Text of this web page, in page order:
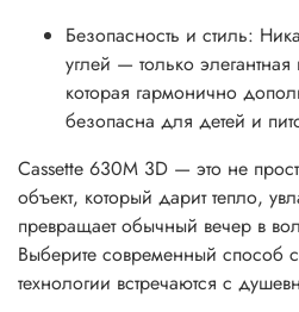
Безопасность и стиль:
углей — только
которая гармонично
безопасна для детей и
Cassette 630M 3D — это не
объект, который дарит тепло,
превращает обычный вечер в
Выберите современный способ
технологии встречаются с